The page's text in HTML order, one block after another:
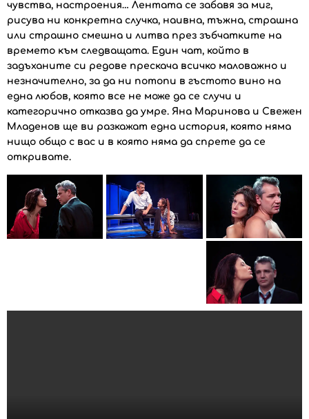
чувства, настроения… Лентата се забавя за миг,
рисува ни конкретна случка, наивна, тъжна, страшна
или страшно смешна и литва през зъбчатките на
времето към следващата. Един чат, който в
задъханите си редове прескача всичко маловажно и
незначително, за да ни потопи в гъстото вино на
една любов, която все не може да се случи и
категорично отказва да умре. Яна Маринова и Свежен
Младенов ще ви разкажат една история, която няма
нищо общо с вас и в която няма да спрете да се
откривате.